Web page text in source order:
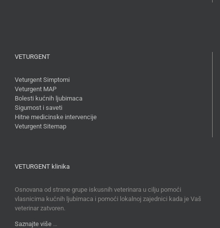
VETURGENT
Veturgent Simptomi
Veturgent MAP
Bolesti kućnih ljubimaca
Sigurnost i saveti
Hitne medicinske intervencije
Veturgent Sitemap
VETURGENT klinika
Osnovana od strane grupe iskusnih veterinara u cilju pomoći
vlasnicima kućnih ljubimaca i pomoći lokalnoj zajednici kada je Vaš
veterinar zatvoren.
Saznajte više …